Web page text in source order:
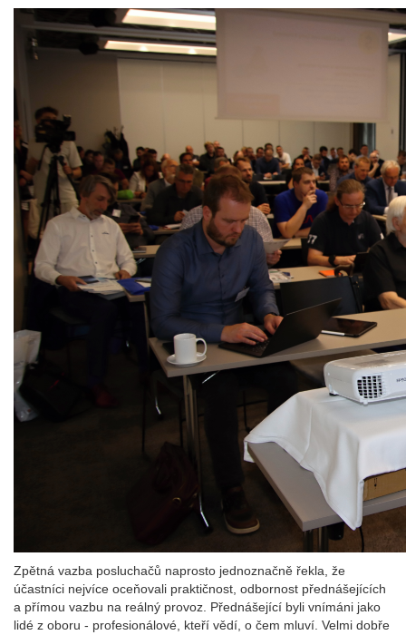
Zpětná vazba posluchačů naprosto jednoznačně řekla, že
účastníci nejvíce oceňovali praktičnost, odbornost přednášejících
a přímou vazbu na reálný provoz. Přednášející byli vnímáni jako
lidé z oboru - profesionálové, kteří vědí, o čem mluví. Velmi dobře